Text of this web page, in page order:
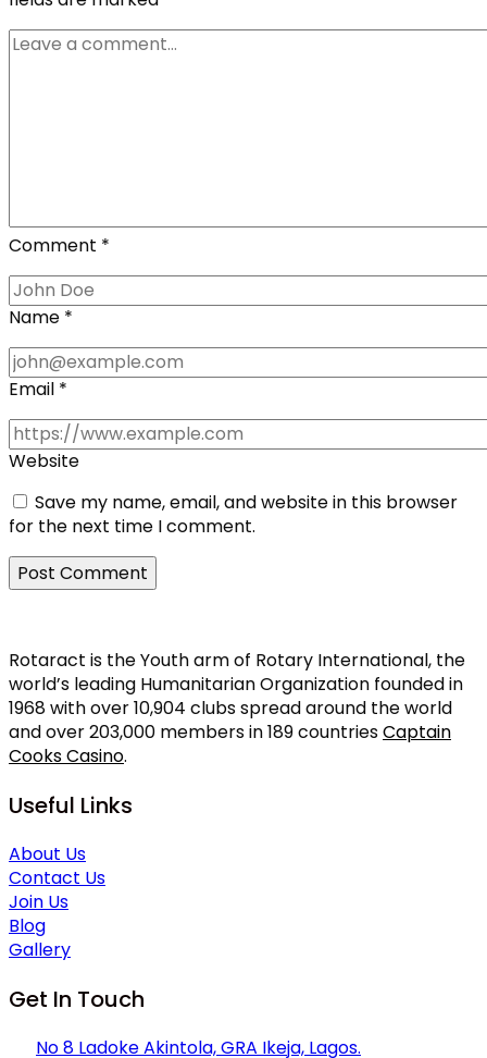
Comment *
Name *
Email *
Website
Save my name, email, and website in this browser
for the next time I comment.
Rotaract is the Youth arm of Rotary International, the
world’s leading Humanitarian Organization founded in
1968 with over 10,904 clubs spread around the world
and over 203,000 members in 189 countriesCaptain
Cooks Casino.
Useful Links
About Us
Contact Us
Join Us
Blog
Gallery
Get In Touch
No 8 Ladoke Akintola, GRA Ikeja, Lagos.